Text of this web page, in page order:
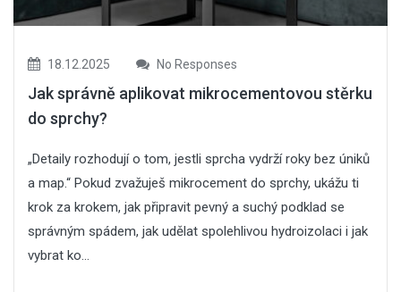
18.12.2025 No Responses
Jak správně aplikovat mikrocementovou stěrku
do sprchy?
„Detaily rozhodují o tom, jestli sprcha vydrží roky bez úniků
a map.“ Pokud zvažuješ mikrocement do sprchy, ukážu ti
krok za krokem, jak připravit pevný a suchý podklad se
správným spádem, jak udělat spolehlivou hydroizolaci i jak
vybrat ko...